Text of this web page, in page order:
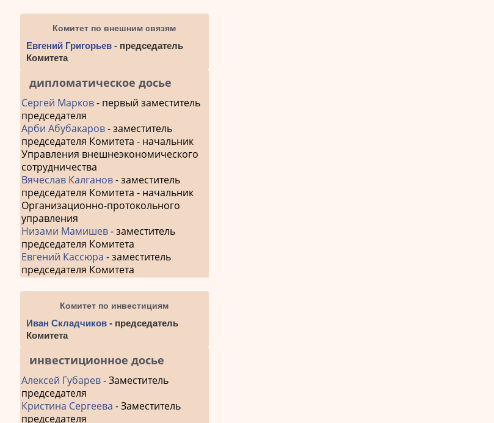
Комитет по внешним связям
Евгений Григорьев - председатель
Комитета
дипломатическое досье
Сергей Марков- первый заместитель
председателя
Арби Абубакаров- заместитель
председателя Комитета - начальник
Управления внешнеэкономического
сотрудничества
Вячеслав Калганов- заместитель
председателя Комитета - начальник
Организационно-протокольного
управления
Низами Мамишев- заместитель
председателя Комитета
Евгений Кассюра - заместитель
председателя Комитета
Комитет по инвестициям
Иван Складчиков - председатель
Комитета
инвестиционное досье
Алексей Губарев- Заместитель
председателя
Кристина Сергеева - Заместитель
председателя